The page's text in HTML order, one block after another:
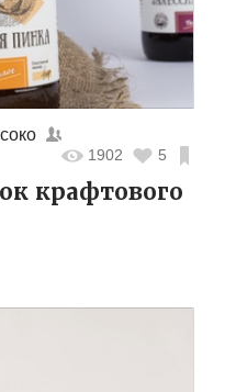
1902 5
крафтового